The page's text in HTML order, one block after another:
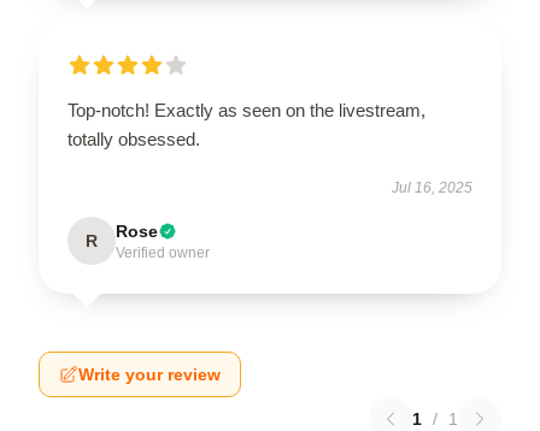
Top-notch! Exactly as seen on the livestream,
totally obsessed.
Jul 16, 2025
R Rose
Verified owner
Write your review
1 / 1